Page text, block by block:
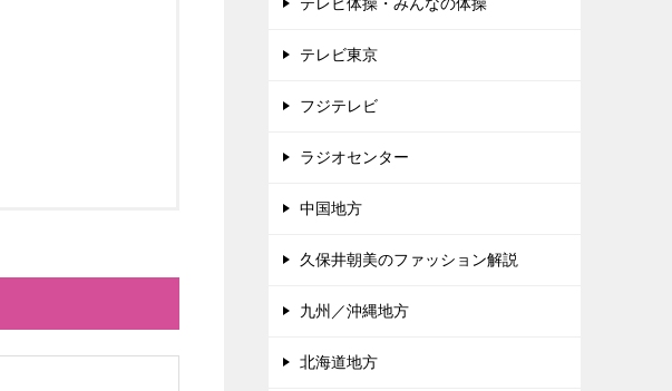
テレビ東京
フジテレビ
ラジオセンター
中国地方
久保井朝美のファッション解説
九州／沖縄地方
北海道地方